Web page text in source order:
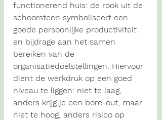
functionerend huis: de rook uit de
schoorsteen symboliseert een
goede persoonlijke productiviteit
en bijdrage aan het samen
bereiken van de
organisatiedoelstellingen. Hiervoor
dient de werkdruk op een goed
niveau te liggen: niet te laag,
anders krijg je een bore-out, maar
niet te hoog, anders risico op